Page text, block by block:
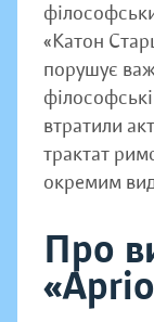
«Катон
порушує
втратили
трактат
окремим
Про